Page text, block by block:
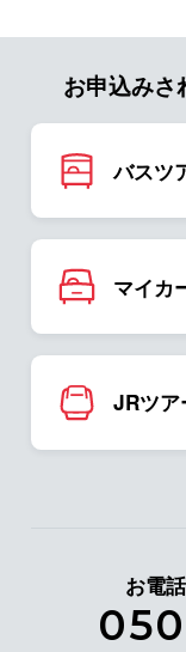
お申込みさ
バスツ
マイカ
JRツア
お電